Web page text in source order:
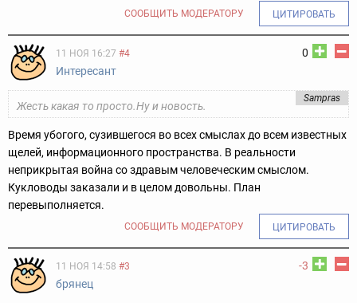
СООБЩИТЬ МОДЕРАТОРУ ЦИТИРОВАТЬ
0
11 НОЯ 16:27 #4
Интересант
Sampras
Жесть какая то просто.Ну и новость.
Время убогого, сузившегося во всех смыслах до всем известных
щелей, информационного пространства. В реальности
неприкрытая война со здравым человеческим смыслом.
Кукловоды заказали и в целом довольны. План
перевыполняется.
СООБЩИТЬ МОДЕРАТОРУ ЦИТИРОВАТЬ
-3
11 НОЯ 14:58 #3
брянец